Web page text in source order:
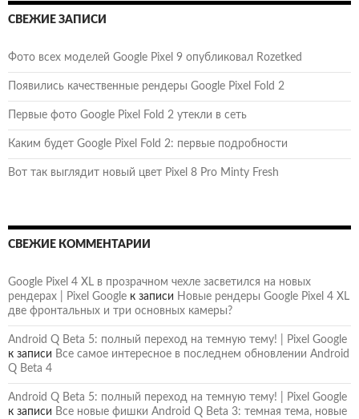
СВЕЖИЕ ЗАПИСИ
Фото всех моделей Google Pixel 9 опубликовал Rozetked
Появились качественные рендеры Google Pixel Fold 2
Первые фото Google Pixel Fold 2 утекли в сеть
Каким будет Google Pixel Fold 2: первые подробности
Вот так выглядит новый цвет Pixel 8 Pro Minty Fresh
СВЕЖИЕ КОММЕНТАРИИ
Google Pixel 4 XL в прозрачном чехле засветился на новых
рендерах | Pixel Google к записи Новые рендеры Google Pixel 4 XL
две фронтальных и три основных камеры?
Android Q Beta 5: полный переход на темную тему! | Pixel Google
к записи Все самое интересное в последнем обновлении Android
Q Beta 4
Android Q Beta 5: полный переход на темную тему! | Pixel Google
к записи Все новые фишки Android Q Beta 3: темная тема, новые